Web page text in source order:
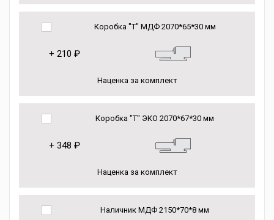
Коробка "Т" МДФ 2070*65*30 мм
+ 210 ₽
Наценка за комплект
Коробка "Т" ЭКО 2070*67*30 мм
+ 348 ₽
Наценка за комплект
Наличник МДФ 2150*70*8 мм